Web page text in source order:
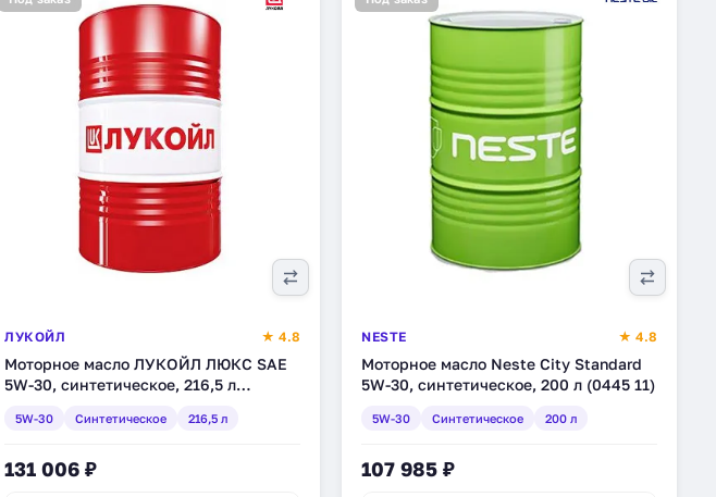
ЛУКОЙЛ ★ 4.8
Моторное масло ЛУКОЙЛ ЛЮКС SAE
5W-30, синтетическое, 216,5 л
5W-30 Синтетическое 216,5 л
131 006 ₽
NESTE ★ 4.8
Моторное масло Neste City Standard
5W-30, синтетическое, 200 л (0445 11)
5W-30 Синтетическое 200 л
107 985 ₽